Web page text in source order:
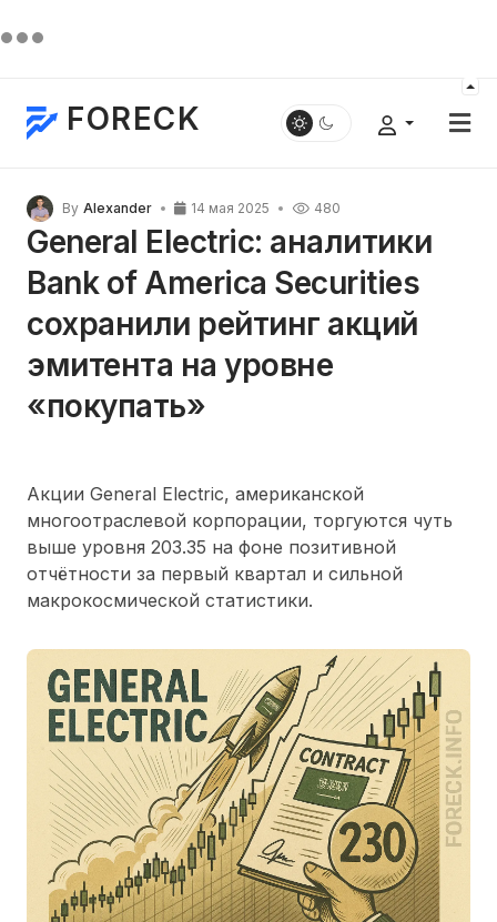
FORECK
By Alexander 14 мая 2025 480
General Electric: аналитики
Bank of America Securities
сохранили рейтинг акций
эмитента на уровне
«покупать»
Акции General Electric, американской
многоотраслевой корпорации, торгуются чуть
выше уровня 203.35 на фоне позитивной
отчётности за первый квартал и сильной
макрокосмической статистики.